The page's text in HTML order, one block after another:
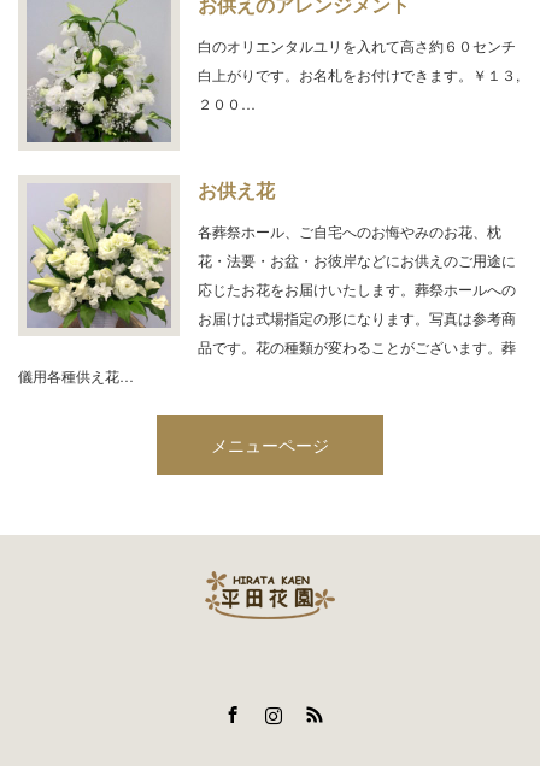
白のオリエンタルユリを入れて高さ約６０センチ
白上がりです。お名札をお付けできます。￥１３,
２００…
お供え花
各葬祭ホール、ご自宅へのお悔やみのお花、枕
花・法要・お盆・お彼岸などにお供えのご用途に
応じたお花をお届けいたします。葬祭ホールへの
お届けは式場指定の形になります。写真は参考商
品です。花の種類が変わることがございます。葬
儀用各種供え花…
メニューページ